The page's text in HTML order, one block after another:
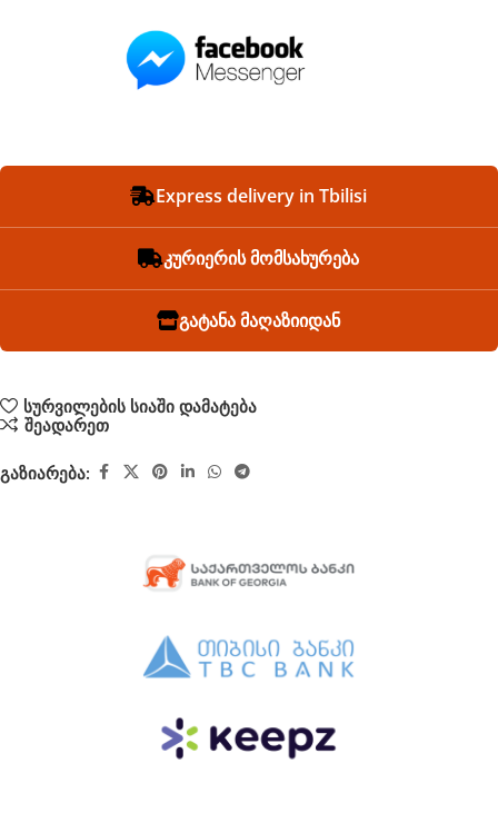
Express delivery in Tbilisi
კურიერის მომსახურება
გატანა მაღაზიიდან
სურვილების სიაში დამატება
შეადარეთ
გაზიარება: